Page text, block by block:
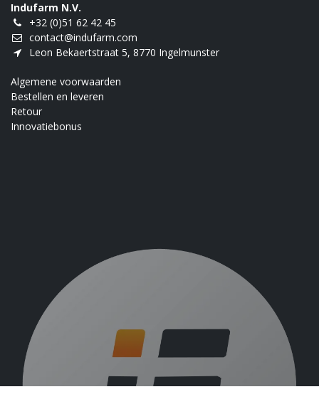
Indufarm N.V.
+32 (0)51 62 42 45
contact@indufarm.com
Leon Bekaertstraat 5, 8770 Ingelmunster
Algemene voorwaarden
Bestellen en leveren
Retour
Innovatiebonus